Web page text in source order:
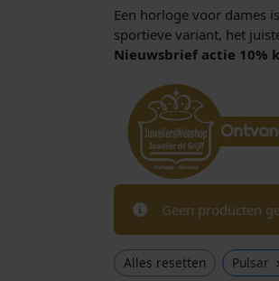
Een horloge voor dames
sportieve variant, het
Nieuwsbrief actie 10%
Geen producten
Alles resetten Pulsar